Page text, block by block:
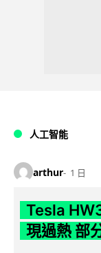
人工智能
arthur 1 日
Tesla
現過熱 部